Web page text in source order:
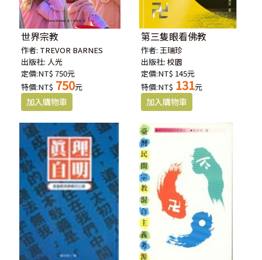
世界宗教
作者: TREVOR BARNES
出版社: 人光
定價:NT$ 750元
特價:NT$ 750元
第三隻眼看佛教
作者:王瑞珍
出版社:校園
定價:NT$ 145元
特價:NT$ 131元